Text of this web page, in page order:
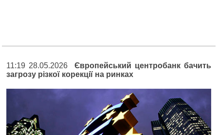
11:19 28.05.2026 Європейський центробанк бачить
загрозу різкої корекції на ринках